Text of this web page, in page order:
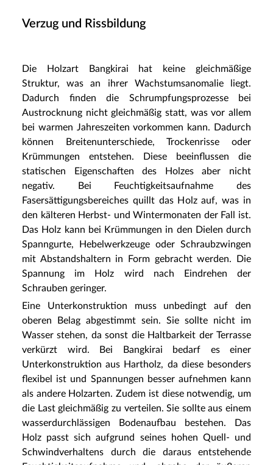
Verzug und Rissbildung
Die Holzart Bangkirai hat keine gleichmäßige
Struktur, was an ihrer Wachstumsanomalie liegt.
Dadurch finden die Schrumpfungsprozesse bei
Austrocknung nicht gleichmäßig statt, was vor allem
bei warmen Jahreszeiten vorkommen kann. Dadurch
können Breitenunterschiede, Trockenrisse oder
Krümmungen entstehen. Diese beeinflussen die
statischen Eigenschaften des Holzes aber nicht
negativ. Bei Feuchtigkeitsaufnahme des
Fasersättigungsbereiches quillt das Holz auf, was in
den kälteren Herbst- und Wintermonaten der Fall ist.
Das Holz kann bei Krümmungen in den Dielen durch
Spanngurte, Hebelwerkzeuge oder Schraubzwingen
mit Abstandshaltern in Form gebracht werden. Die
Spannung im Holz wird nach Eindrehen der
Schrauben geringer.
Eine Unterkonstruktion muss unbedingt auf den
oberen Belag abgestimmt sein. Sie sollte nicht im
Wasser stehen, da sonst die Haltbarkeit der Terrasse
verkürzt wird. Bei Bangkirai bedarf es einer
Unterkonstruktion aus Hartholz, da diese besonders
flexibel ist und Spannungen besser aufnehmen kann
als andere Holzarten. Zudem ist diese notwendig, um
die Last gleichmäßig zu verteilen. Sie sollte aus einem
wasserdurchlässigen Bodenaufbau bestehen. Das
Holz passt sich aufgrund seines hohen Quell- und
Schwindverhaltens durch die daraus entstehende